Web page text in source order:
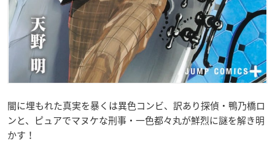
闇に埋もれた真実を暴くは異色コンビ、訳あり探偵・鴨乃橋ロ
ンと、ピュアでマヌケな刑事・一色都々丸が鮮烈に謎を解き明
かす！